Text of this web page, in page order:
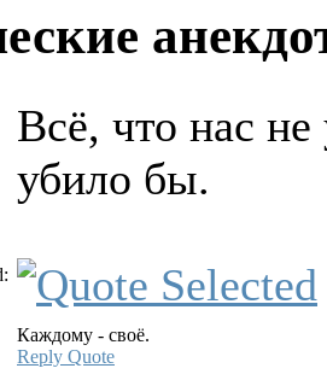
Всё, что нас не
убило бы.
Каждому - своё.
Reply Quote